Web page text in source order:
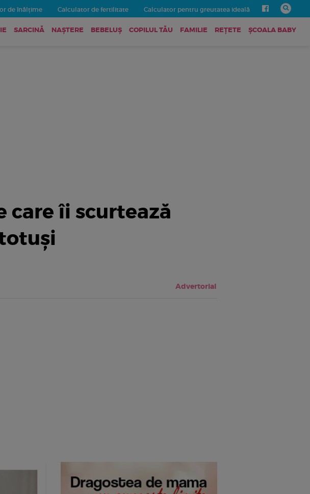
de înălțime Calculator de fertilitate Calculator pentru greutatea ideală
SARCINĂ NAȘTERE BEBELUŞ COPILUL TĂU FAMILIE REȚETE ȘCOALA BABY
care îi scurtează
Advertorial